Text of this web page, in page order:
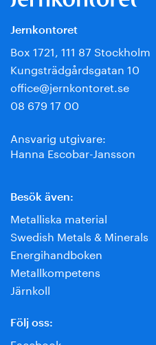
Jernkontoret
Box 1721, 111 87 Stockholm
Kungsträdgårdsgatan 10
office@jernkontoret.se
08 679 17 00
Ansvarig utgivare:
Hanna Escobar-Jansson
Besök även:
Metalliska material
Swedish Metals & Minerals
Energihandboken
Metallkompetens
Järnkoll
Följ oss: